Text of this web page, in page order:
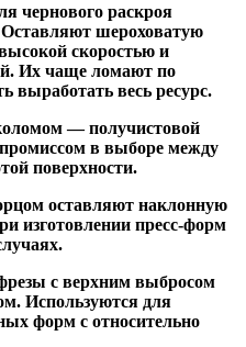
чернового раскроя
шероховатую
скоростью и
Их чаще ломают по
выработать весь ресурс.
— получистовой
в выборе между
поверхности.
оставляют наклонную
изготовлении пресс-форм
с верхним выбросом
Используются для
форм с относительно